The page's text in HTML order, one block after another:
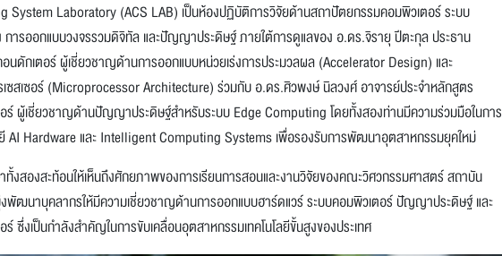
System Laboratory (ACS LAB) เป็นห้องปฏิบัติการวิจัยด้านสถาปัตยกรรมคอมพิวเตอร์ ระบบ
การออกแบบวงจรรวมดิจิทัล และปัญญาประดิษฐ์ ภายใต้การดูแลของ อ.ดร.จิรายุ ปีตะกุล ประธาน
นดักเตอร์ ผู้เชี่ยวชาญด้านการออกแบบหน่วยเร่งการประมวลผล (Accelerator Design) และ
เซสเซอร์ (Microprocessor Architecture) ร่วมกับ อ.ดร.ศิวพงษ์ นิลวงศ์ อาจารย์ประจำหลักสูตร
ร์ ผู้เชี่ยวชาญด้านปัญญาประดิษฐ์สำหรับระบบ Edge Computing โดยทั้งสองท่านมีความร่วมมือในการ
AI Hardware และ Intelligent Computing Systems เพื่อรองรับการพัฒนาอุตสาหกรรมยุคใหม่
ทั้งสองสะท้อนให้เห็นถึงศักยภาพของการเรียนการสอนและงานวิจัยของคณะวิศวกรรมศาสตร์ สถาบัน
พัฒนาบุคลากรให้มีความเชี่ยวชาญด้านการออกแบบฮาร์ดแวร์ ระบบคอมพิวเตอร์ ปัญญาประดิษฐ์ และ
ซึ่งเป็นกำลังสำคัญในการขับเคลื่อนอุตสาหกรรมเทคโนโลยีขั้นสูงของประเทศ